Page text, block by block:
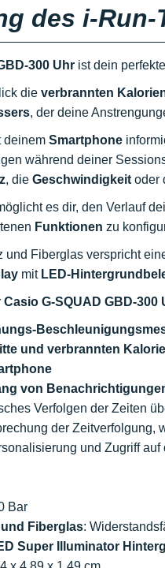
des i-Run-
300 Uhr ist dein
die verbrannten
, der deine
deinem Smartphone
während deiner
, die Geschwindigkeit oder
es dir, den Verlauf
Funktionen zu
und Fiberglas verspricht
mit LED-
Casio G-SQUAD GBD-300
und verbrannten
von
Verfolgen der Zeiten
der Zeitverfolgung,
und Zugriff
Bar
Fiberglas:
Super Illuminator